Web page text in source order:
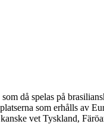
då spelas på
som erhålls av
vet Tyskland,